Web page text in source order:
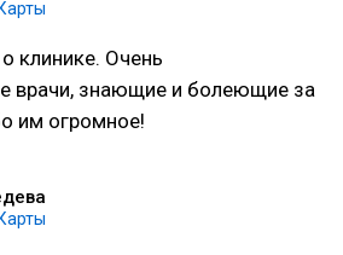
клинике. Очень
врачи, знающие и болеющие за
им огромное!